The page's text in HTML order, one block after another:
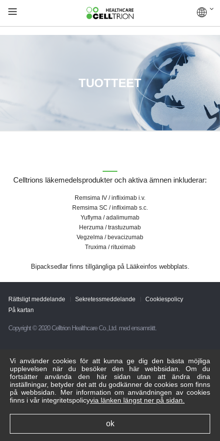
TUOTTEET
Celltrions läkemedelsprodukter och aktiva ämnen inkluderar:
Remsima IV / infliximab i.v.
Remsima SC / infliximab s.c.
Yuflyma / adalimumab
Herzuma / trastuzumab
Vegzelma / bevacizumab
Truxima / rituximab
Bipacksedlar finns tillgängliga på Lääkeinfos webbplats.
Rättsligt meddelande Sekretessmeddelande
Cookiespolicy
På kartan
Copyright © 2020 Celltrion Healthcare Co.,Ltd. med ensamrätt.
Vi använder cookies för att kunna ge dig den bästa möjliga
upplevelsen när du besöker den här webbsidan. Om du
fortsätter använda den här sidan utan att ändra dina
inställningar, betyder det att du godkänner de cookies som finns
på webbsidan. Mer information om användningen av cookies
finns i vår integritetspolicyvia länken längst ner på sidan.
ok